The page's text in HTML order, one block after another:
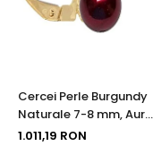
Cercei Perle Burgundy
Naturale 7-8 mm, Aur
Galben 14K, Formă Buton,
1.011,19 RON